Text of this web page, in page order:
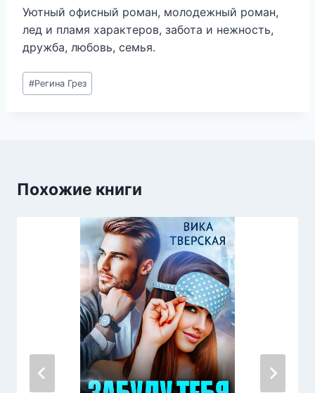
Уютный офисный роман, молодежный роман,
лед и пламя характеров, забота и нежность,
дружба, любовь, семья.
Метки
записи:
#Регина Грез
Похожие книги